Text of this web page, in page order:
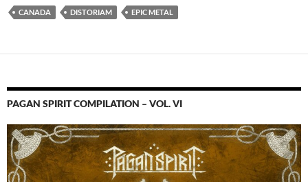
CANADA DISTORIAM EPIC METAL
PAGAN SPIRIT COMPILATION – VOL. VI